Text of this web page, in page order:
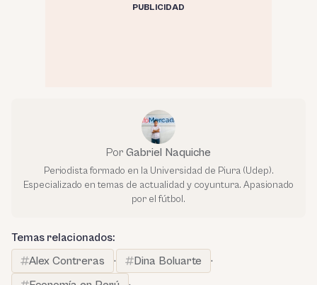
PUBLICIDAD
Por Gabriel Naquiche
Periodista formado en la Universidad de Piura (Udep).
Especializado en temas de actualidad y coyuntura. Apasionado
por el fútbol.
Temas relacionados:
Alex Contreras
· Dina Boluarte
·